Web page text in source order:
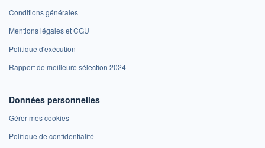
Conditions générales
Mentions légales et CGU
Politique d'exécution
Rapport de meilleure sélection 2024
Données personnelles
Gérer mes cookies
Politique de confidentialité